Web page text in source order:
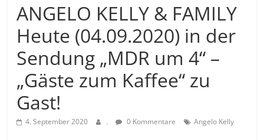
ANGELO KELLY & FAMILY
Heute (04.09.2020) in der
Sendung „MDR um 4“ –
„Gäste zum Kaffee“ zu
Gast!
4. September 2020 . 0 Kommentare Angelo Kelly